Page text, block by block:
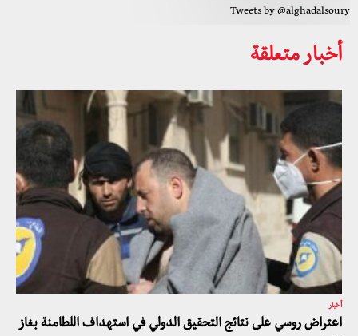
Tweets by @alghadalsoury
أخبار متعلقة
أخبار
اعتراض روسي على نتائج التحقيق الدولي في استهداف اللطامنة بغاز